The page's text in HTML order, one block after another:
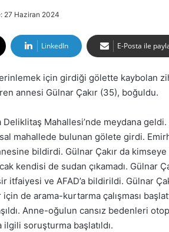
27 Haziran 2024
LinkedIn E-Posta ile
için girdiği gölette kaybolan
annesi Gülnar Çakır (35), boğuldu.
Deliklitaş Mahallesi’nde meydana
mahallede bulunan gölete girdi.
bildirdi. Gülnar Çakır da
kendisi de sudan çıkamadı. Gülnar
itfaiyesi ve AFAD’a bildirildi. Gülnar
de arama-kurtarma çalışması
Anne-oğulun cansız bedenleri
soruşturma başlatıldı.